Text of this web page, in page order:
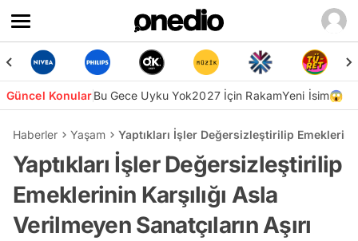
Güncel KonularBu Gece Uyku Yok2027 İçin RakamYeni İsim😱
Haberler Yaşam Yaptıkları İşler Değersizleştirilip
Yaptıkları İşler Değersizleştirilip
Emeklerinin Karşılığı Asla
Verilmeyen Sanatçıların Aşırı